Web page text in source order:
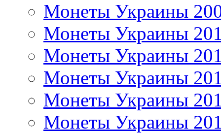
Монеты Украины
Монеты Украины
Монеты Украины
Монеты Украины
Монеты Украины
Монеты Украины